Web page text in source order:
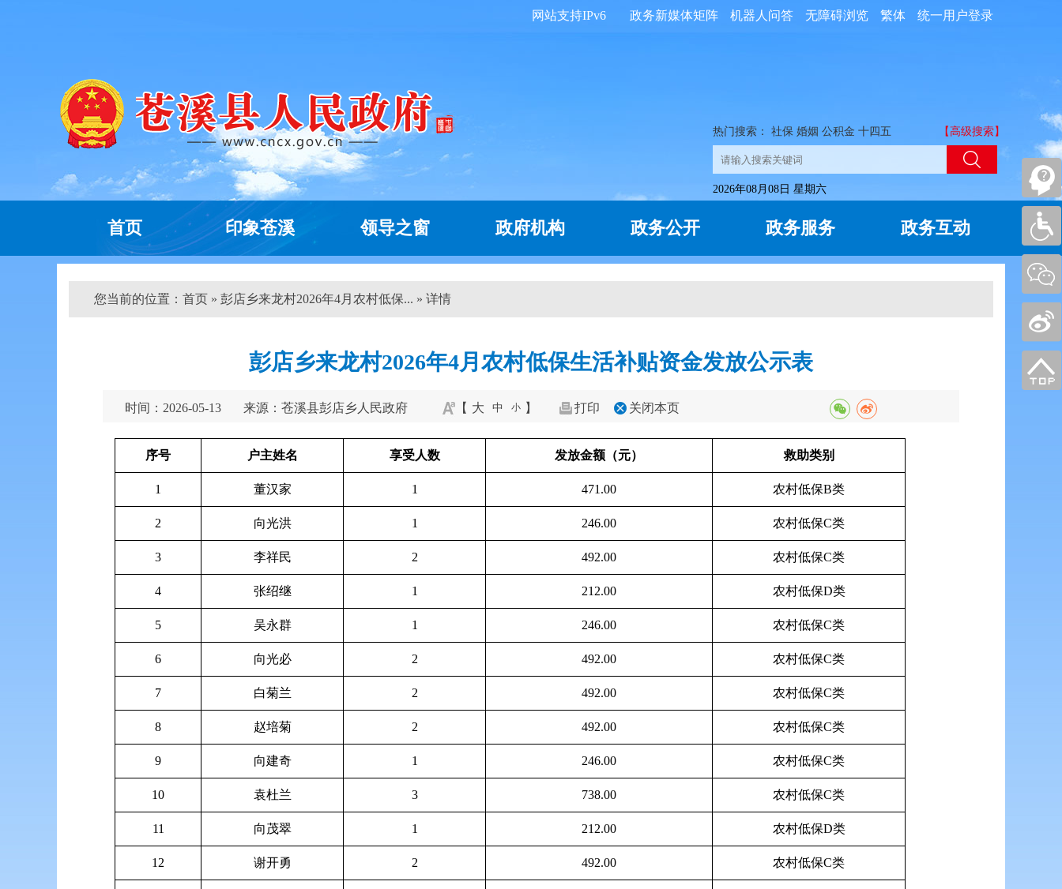
统一用户登录
繁体
无障碍浏览
机器人问答
政务新媒体矩阵
网站支持IPv6
热门搜索： 社保 婚姻 公积金 十四五 【高级搜索】
2026年08月08日 星期六
首页 印象苍溪 领导之窗 政府机构 政务公开 政务服务 政务互动
您当前的位置： 首页 » 彭店乡来龙村2026年4月农村低保... » 详情
彭店乡来龙村2026年4月农村低保生活补贴资金发放公示表
时间：2026-05-13 来源：苍溪县彭店乡人民政府 【 大 中 小 】 打印 关闭本页
序号 户主姓名 享受人数 发放金额（元） 救助类别
1 董汉家 1 471.00 农村低保B类
2 向光洪 1 246.00 农村低保C类
3 李祥民 2 492.00 农村低保C类
4 张绍继 1 212.00 农村低保D类
5 吴永群 1 246.00 农村低保C类
6 向光必 2 492.00 农村低保C类
7 白菊兰 2 492.00 农村低保C类
8 赵培菊 2 492.00 农村低保C类
9 向建奇 1 246.00 农村低保C类
10 袁杜兰 3 738.00 农村低保C类
11 向茂翠 1 212.00 农村低保D类
12 谢开勇 2 492.00 农村低保C类